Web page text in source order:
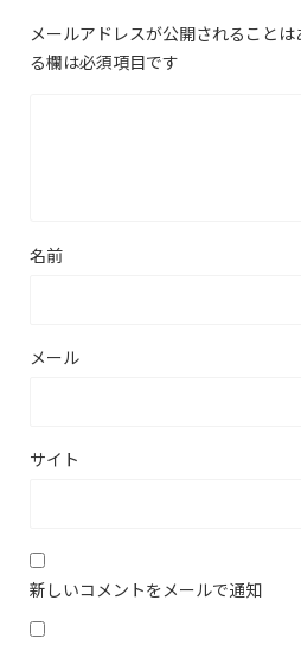
メールアドレスが公開されることは
る欄は必須項目です
名前
メール
サイト
新しいコメントをメールで通知